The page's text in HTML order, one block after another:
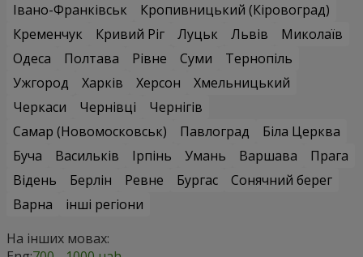
Івано-Франківськ
Кропивницький (Кіровоград)
Кременчук
Кривий Ріг Луцьк Львів
Миколаїв
Одеса
Полтава Рівне Суми
Тернопіль
Ужгород
Харків Херсон
Хмельницький
Черкаси
Чернівці
Чернігів
Самар (Новомосковськ)
Павлоград
Біла Церква
Буча
Васильків Ірпінь Умань Варшава
Прага
Відень
Берлін Ревне Бургас
Сонячний берег
Варна
інші регіони
На інших мовах: